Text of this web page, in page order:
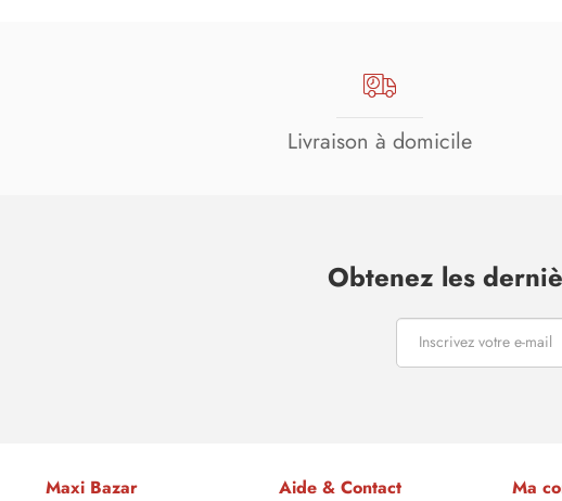
Livraison à domicile
Obtenez les
Maxi Bazar Aide & Contact Ma